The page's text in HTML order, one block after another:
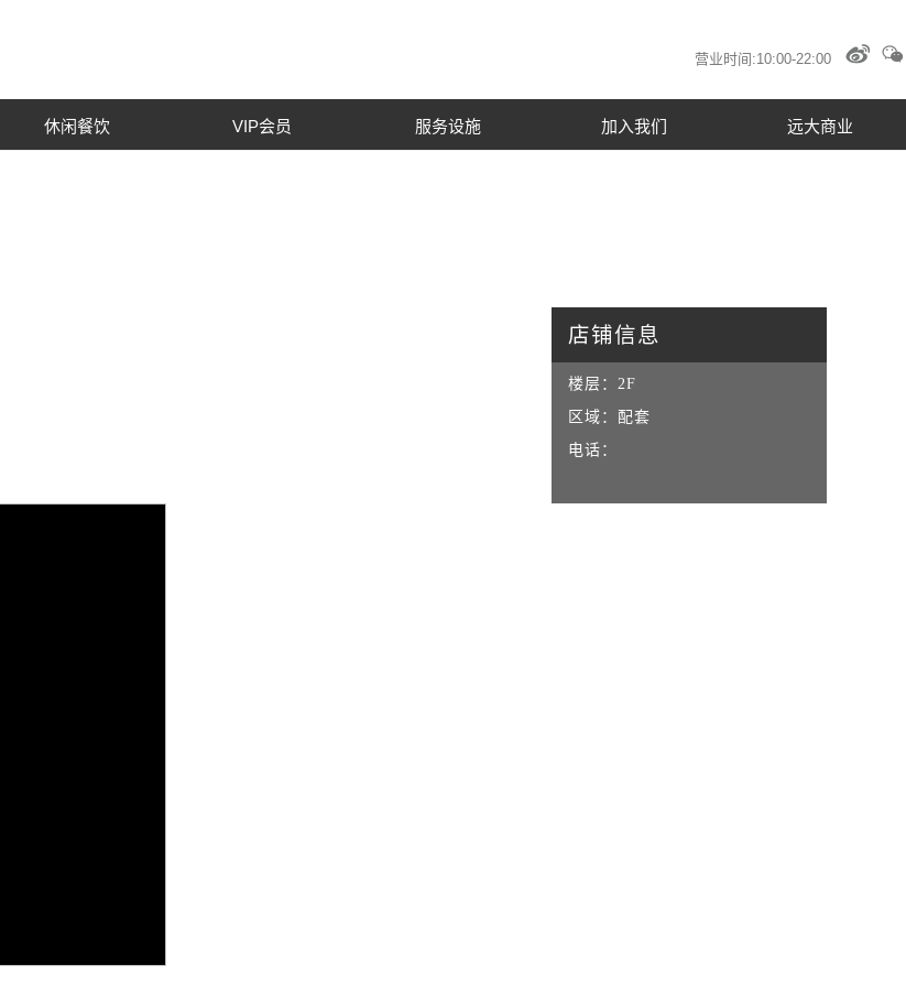
营业时间:10:00-22:00
服务设施 远大商业
店铺信息
楼层： 2F
区域： 配套
电话：